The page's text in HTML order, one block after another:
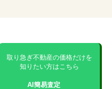
取り急ぎ不動産の価格だけを
知りたい方はこちら
AI簡易査定